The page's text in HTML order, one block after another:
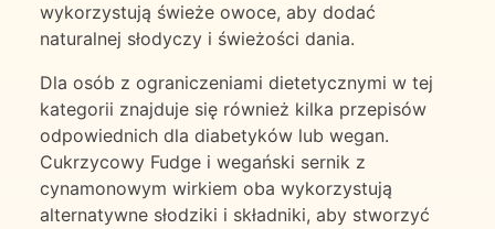
wykorzystują świeże owoce, aby dodać
naturalnej słodyczy i świeżości dania.
Dla osób z ograniczeniami dietetycznymi w tej
kategorii znajduje się również kilka przepisów
odpowiednich dla diabetyków lub wegan.
Cukrzycowy Fudge i wegański sernik z
cynamonowym wirkiem oba wykorzystują
alternatywne słodziki i składniki, aby stworzyć